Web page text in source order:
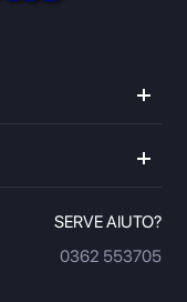
SERVE AIUTO?
0362 553705